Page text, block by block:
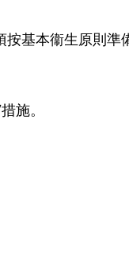
基本衞生原則準
施。